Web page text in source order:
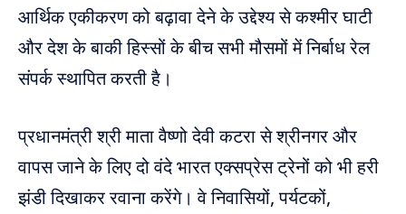
आर्थिक एकीकरण को बढ़ावा देने के उद्देश्य से कश्मीर घाटी
और देश के बाकी हिस्सों के बीच सभी मौसमों में निर्बाध रेल
संपर्क स्थापित करती है।
प्रधानमंत्री श्री माता वैष्णो देवी कटरा से श्रीनगर और
वापस जाने के लिए दो वंदे भारत एक्सप्रेस ट्रेनों को भी हरी
झंडी दिखाकर रवाना करेंगे। वे निवासियों, पर्यटकों,